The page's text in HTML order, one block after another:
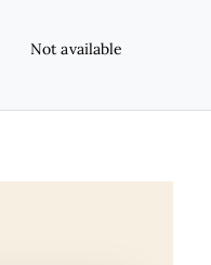
Not available